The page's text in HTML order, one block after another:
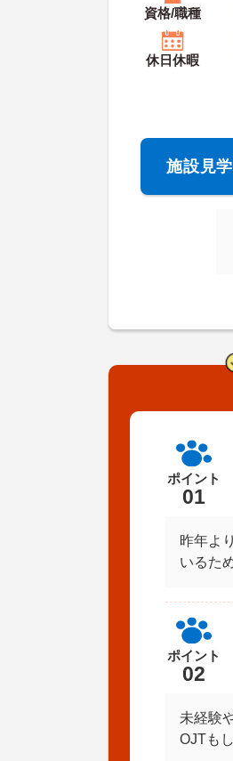
資格/職種
休日休暇
施設見
ポイント
01
昨年よ
いるた
ポイント
02
未経験
OJTも